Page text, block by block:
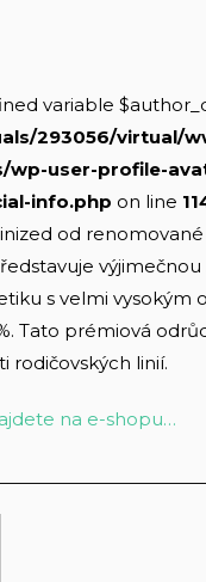
variable
293056/virtual/
wp-user-profile-
info.php on line
od
výjimečnou
s velmi vysokým
Tato prémiová
rodičovských linií.
na e-shopu…